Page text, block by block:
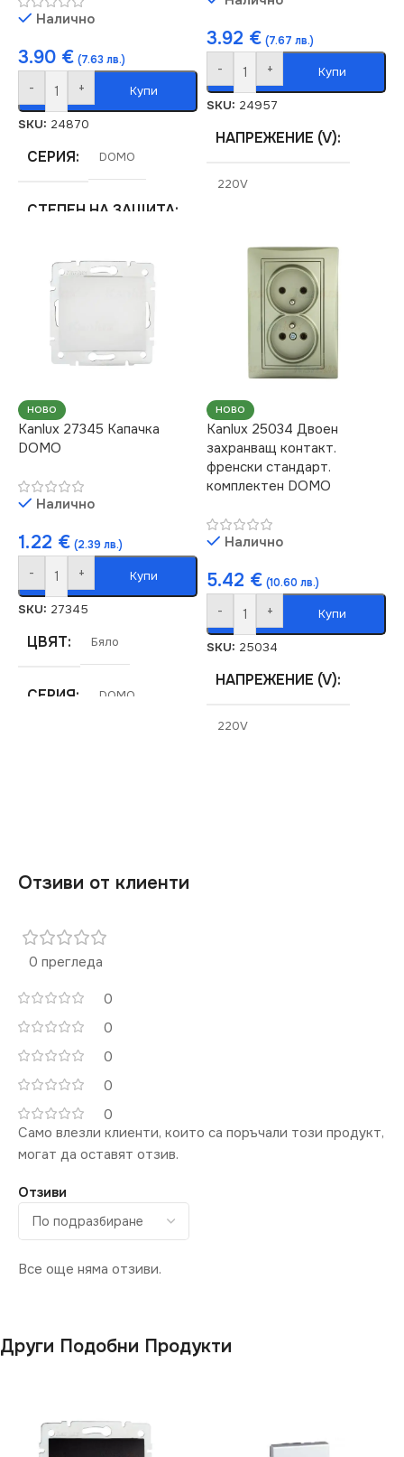
Налично
3.90 € (7.63 лв.)
- + Купи
SKU: 24870
СЕРИЯ DOMO
СТЕПЕН НА ЗАЩИТА
ЦВЯТ
МАРКА KANLUX
РОЗЕТКА
3.92 € (7.67 лв.)
- + Купи
SKU: 24957
НАПРЕЖЕНИЕ (V)
220V
DOMO
ЦВЯТ
МАРКА KANLUX
НОВО
Kanlux 27345 Капачка
DOMO
Налично
1.22 € (2.39 лв.)
- + Купи
SKU: 27345
ЦВЯТ Бяло
СЕРИЯ DOMO
НОВО
Kanlux 25034 Двоен
захранващ контакт.
френски стандарт.
комплектен DOMO
Налично
5.42 € (10.60 лв.)
- + Купи
SKU: 25034
НАПРЕЖЕНИЕ (V)
220V
Отзиви от клиенти
0 прегледа
0
0
0
0
0
Отзиви
Все още няма отзиви.
Само влезли клиенти, които са поръчали този продукт,
могат да оставят отзив.
Други Подобни Продукти